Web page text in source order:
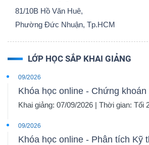
81/10B Hồ Văn Huê,
Phường Đức Nhuận, Tp.HCM
LỚP HỌC SẮP KHAI GIẢNG
09/2026
Khóa học online - Chứng
Khai giảng: 07/09/2026 | Thời gian: Tối
09/2026
Khóa học online - Phân tích Kỹ